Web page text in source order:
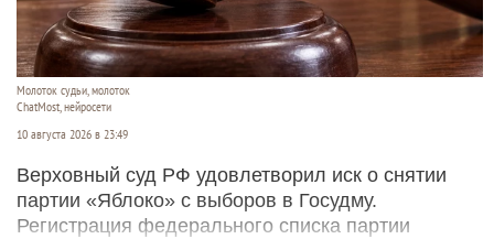
Молоток судьи, молоток
ChatMost, нейросети
10 августа 2026 в 23:49
Верховный суд РФ удовлетворил иск о снятии
партии «Яблоко» с выборов в Госудму.
Регистрация федерального списка партии